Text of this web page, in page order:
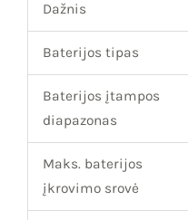
Dažnis
Baterijos tipas
Baterijos įtampos
diapazonas
Maks. baterijos
įkrovimo srovė